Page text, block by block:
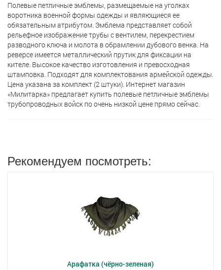
Полевые петличные эмблемы, размещаемые на уголках
воротника военной формы одежды и являющиеся ее
обязательным атрибутом. Эмблема представляет собой
рельефное изображение трубы с вентилем, перекрестием
разводного ключа и молота в обрамлении дубового венка. На
реверсе имеется металлический прутик для фиксации на
кителе. Высокое качество изготовления и превосходная
штамповка. Подходят для комплектования армейской одежды.
Цена указана за комплект (2 штуки). Интернет магазин
«Милитарка» предлагает кyпить полевые петличные эмблемы
трубопроводных войск по очень низкой цене прямо сейчас.
Рекомендуем посмотреть:
Арафатка (чёрно-зеленая)